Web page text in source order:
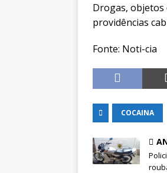
Drogas, objetos
providências
Fonte: Noti-cia
COCAINA